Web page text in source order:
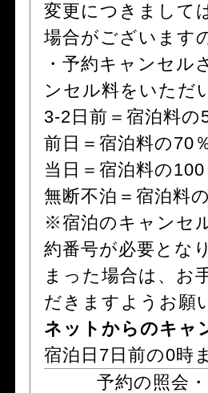
変更につきまして
場合がございます
・予約キャンセル
ンセル料をいただ
3-2日前＝宿泊料の
前日＝宿泊料の70
当日＝宿泊料の100
無断不泊＝宿泊料
※宿泊のキャンセ
約番号が必要とな
まった場合は、お
だきますようお願
ネットからのキャ
宿泊日7日前の0時
予約の照会